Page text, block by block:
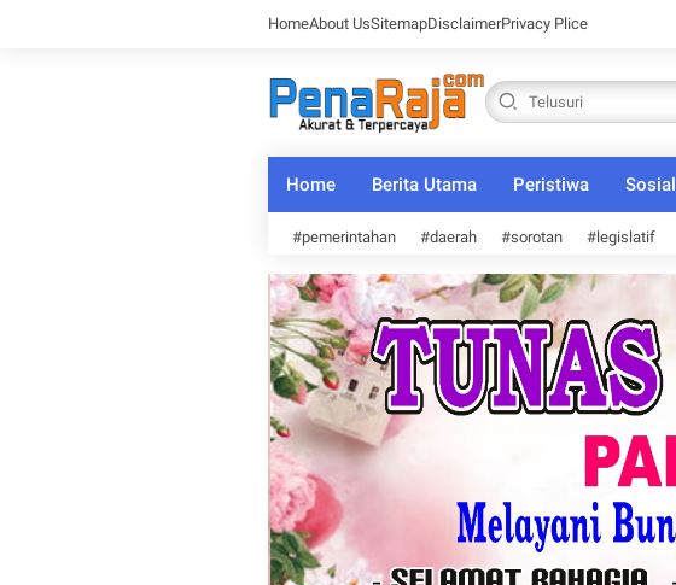
HomeAbout UsSitemapDisclaimerPrivacy Plice
Home Berita Utama Peristiwa Sosial
#pemerintahan #daerah #sorotan #legislatif